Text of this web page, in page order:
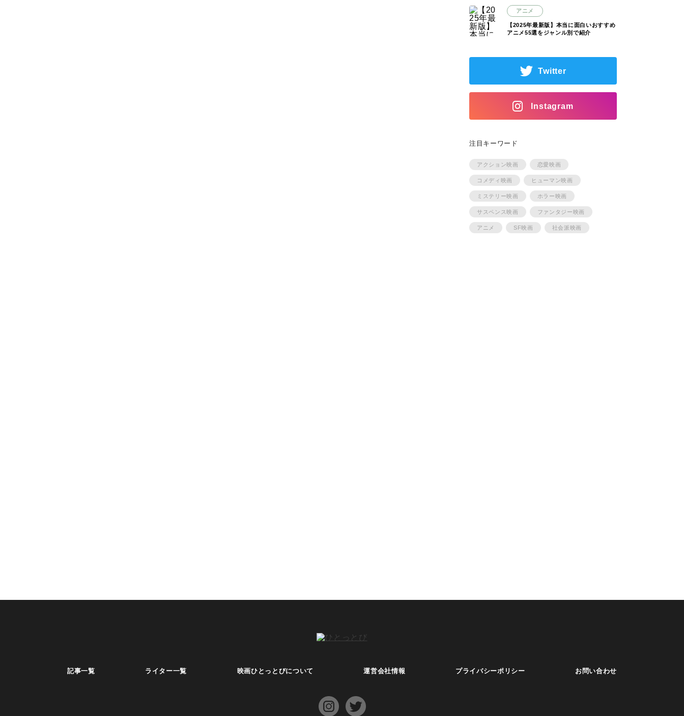
アニメ
【2025年最新版】本当に面白いおすすめ
アニメ55選をジャンル別で紹介
Twitter
Instagram
注目キーワード
アクション映画 恋愛映画
コメディ映画 ヒューマン映画
ミステリー映画 ホラー映画
サスペンス映画 ファンタジー映画
アニメ SF映画 社会派映画
記事一覧 ライター一覧 映画ひとっとびについて 運営会社情報 プライバシーポリシー お問い合わせ